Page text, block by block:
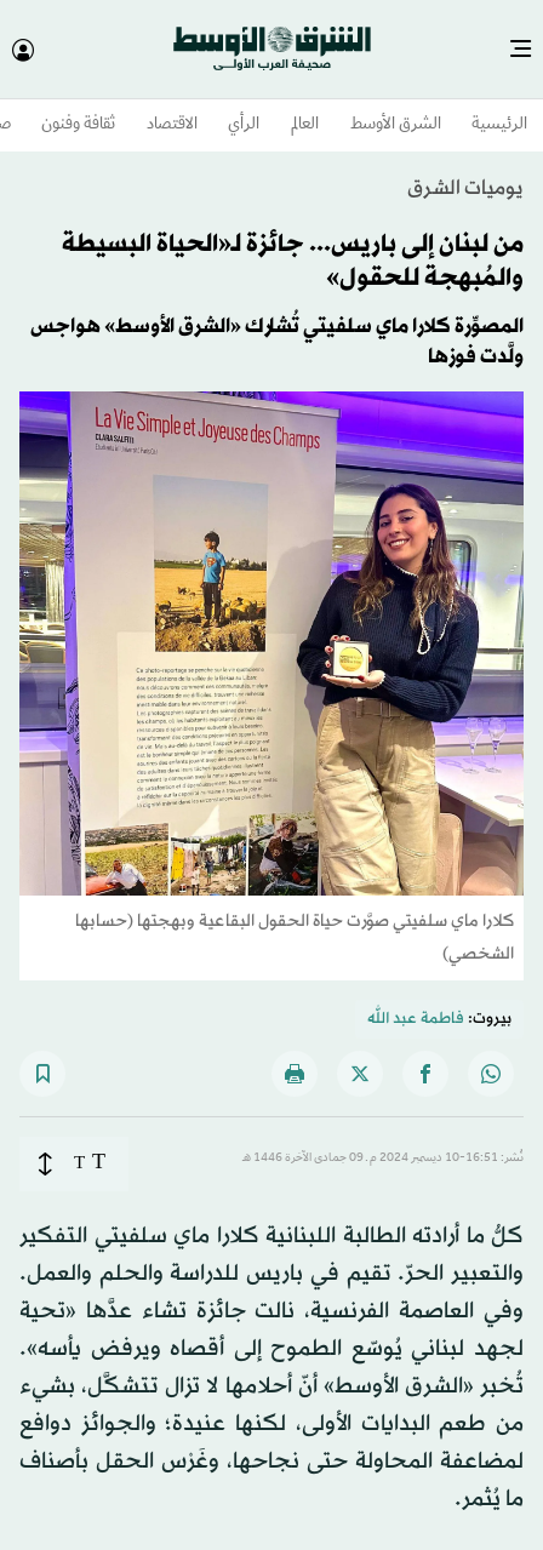
الرئيسية الشرق الأوسط​ العالم الرأي الاقتصاد ثقافة وفنون
يوميات الشرق
من لبنان إلى باريس... جائزة لـ«الحياة البسيطة
والمُبهجة للحقول»
المصوِّرة كلارا ماي سلفيتي تُشارك «الشرق الأوسط» هواجس
ولَّدت فوزها
كلارا ماي سلفيتي صوَّرت حياة الحقول البقاعية وبهجتها (حسابها
الشخصي)
بيروت: فاطمة عبد الله
نُشر: 16:51-10 ديسمبر 2024 م ـ 09 جمادى الآخرة 1446 هـ T
T
كلُّ ما أرادته الطالبة اللبنانية كلارا ماي سلفيتي التفكير
والتعبير الحرّ. تقيم في باريس للدراسة والحلم والعمل.
وفي العاصمة الفرنسية، نالت جائزة تشاء عدَّها «تحية
لجهد لبناني يُوسّع الطموح إلى أقصاه ويرفض يأسه».
تُخبر «الشرق الأوسط» أنّ أحلامها لا تزال تتشكَّل، بشيء
من طعم البدايات الأولى، لكنها عنيدة؛ والجوائز دوافع
لمضاعفة المحاولة حتى نجاحها، وغَرْس الحقل بأصناف
ما يُثمر.